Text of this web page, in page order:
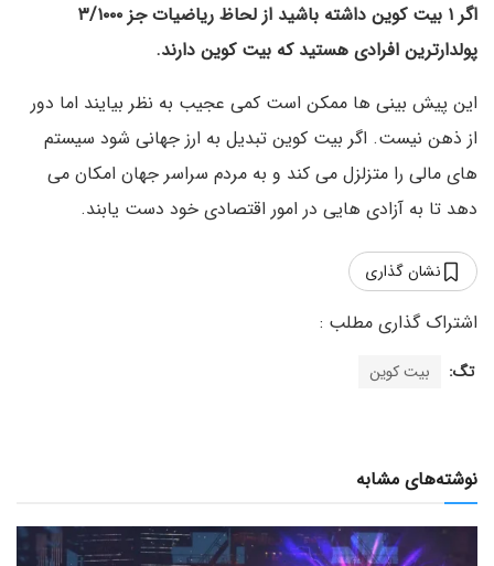
اگر ۱ بیت کوین داشته باشید از لحاظ ریاضیات جز ۳/۱۰۰۰
پولدارترین افرادی هستید که بیت کوین دارند.
این پیش بینی ها ممکن است کمی عجیب به نظر بیایند اما دور
از ذهن نیست. اگر بیت کوین تبدیل به ارز جهانی شود سیستم
های مالی را متزلزل می کند و به مردم سراسر جهان امکان می
دهد تا به آزادی هایی در امور اقتصادی خود دست یابند.
نشان گذاری
تگ: بیت کوین
نوشته‌های مشابه